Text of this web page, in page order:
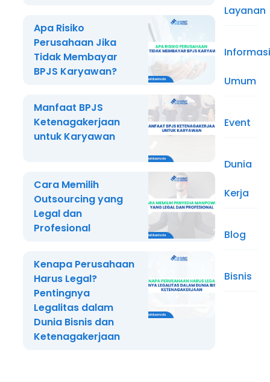
Apa Risiko
Perusahaan Jika
Tidak Membayar
BPJS Karyawan?
Manfaat BPJS
Ketenagakerjaan
untuk Karyawan
Cara Memilih
Outsourcing yang
Legal dan
Profesional
Kenapa Perusahaan
Harus Legal?
Pentingnya
Legalitas dalam
Dunia Bisnis dan
Ketenagakerjaan
Layanan
Informasi
Umum
Event
Dunia
Kerja
Blog
Bisnis